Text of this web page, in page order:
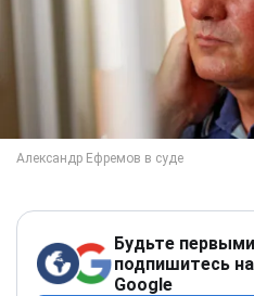
Будьте
подпишитесь
Google